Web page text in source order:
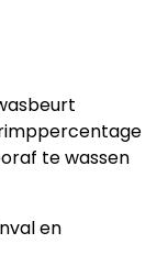
te wassen
en